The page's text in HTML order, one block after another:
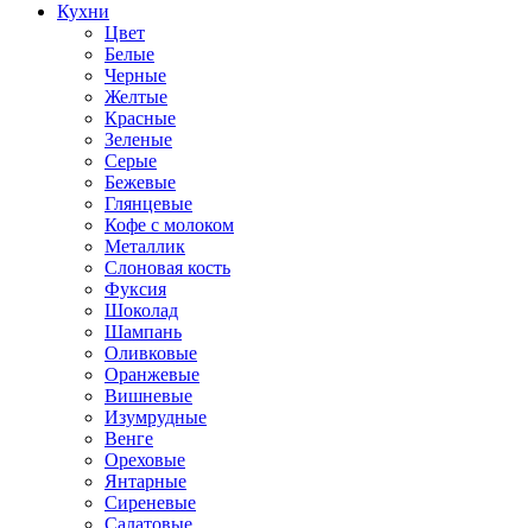
Кухни
Цвет
Белые
Черные
Желтые
Красные
Зеленые
Серые
Бежевые
Глянцевые
Кофе с молоком
Металлик
Слоновая кость
Фуксия
Шоколад
Шампань
Оливковые
Оранжевые
Вишневые
Изумрудные
Венге
Ореховые
Янтарные
Сиреневые
Салатовые